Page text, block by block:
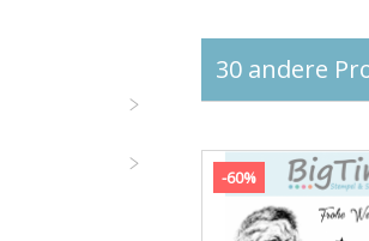
30 andere
-60%